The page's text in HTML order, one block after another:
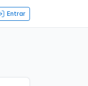
Entrar